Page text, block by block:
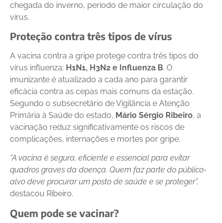
chegada do inverno, período de maior circulação do
vírus.
Proteção contra três tipos de vírus
A vacina contra a gripe protege contra três tipos do
vírus influenza: H1N1, H3N2 e Influenza B. O
imunizante é atualizado a cada ano para garantir
eficácia contra as cepas mais comuns da estação.
Segundo o subsecretário de Vigilância e Atenção
Primária à Saúde do estado, Mário Sérgio Ribeiro, a
vacinação reduz significativamente os riscos de
complicações, internações e mortes por gripe.
“A vacina é segura, eficiente e essencial para evitar
quadros graves da doença. Quem faz parte do público-
alvo deve procurar um posto de saúde e se proteger”,
destacou Ribeiro.
Quem pode se vacinar?